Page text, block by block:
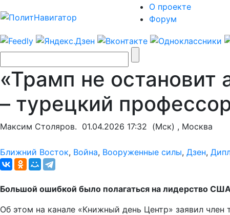
О проекте
Форум
«Трамп не
– турецкий
Максим Столяров. 01.04.2026 17:32 (Мск) , Москва
Ближний Восток, Война, Вооруженные силы, Дзен,
Большой ошибкой было полагаться на лидерство
Об этом на канале «Книжный день Центр» заявил